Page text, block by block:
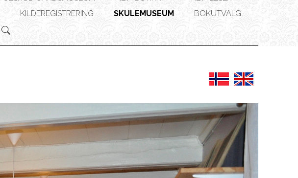
KILDEREGISTRERING SKULEMUSEUM
BOKUTVALG